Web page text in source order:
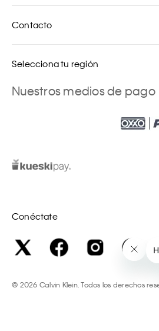
Contacto
Selecciona tu región
Nuestros medios de pago
Conéctate
© 2026 Calvin Klein. Todos los derechos